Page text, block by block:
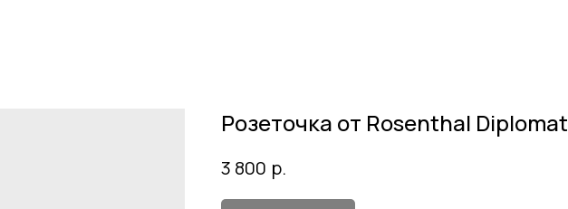
Розеточкa от Rosenthal Diplomat
3 800 р.